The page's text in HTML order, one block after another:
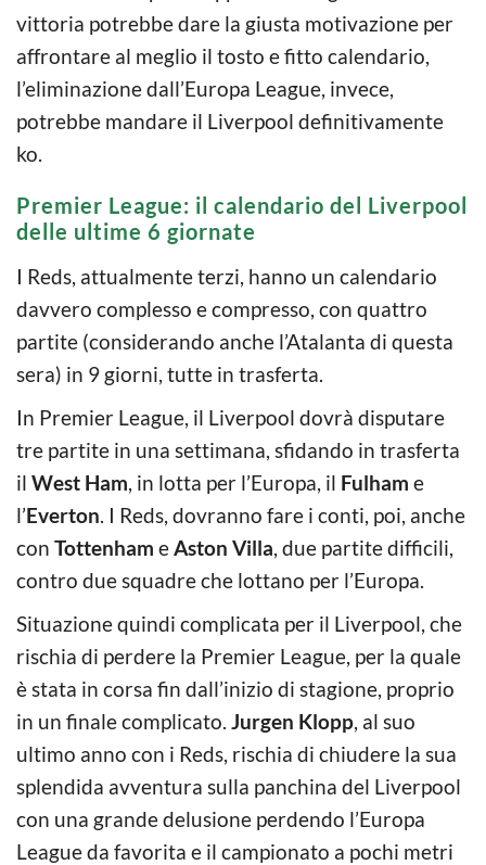
vittoria potrebbe dare la giusta motivazione per
affrontare al meglio il tosto e fitto calendario,
l’eliminazione dall’Europa League, invece,
potrebbe mandare il Liverpool definitivamente
ko.
Premier League: il calendario del Liverpool
delle ultime 6 giornate
I Reds, attualmente terzi, hanno un calendario
davvero complesso e compresso, con quattro
partite (considerando anche l’Atalanta di questa
sera) in 9 giorni, tutte in trasferta.
In Premier League, il Liverpool dovrà disputare
tre partite in una settimana, sfidando in trasferta
il West Ham, in lotta per l’Europa, il Fulham e
l’Everton. I Reds, dovranno fare i conti, poi, anche
con Tottenham eAston Villa, due partite difficili,
contro due squadre che lottano per l’Europa.
Situazione quindi complicata per il Liverpool, che
rischia di perdere la Premier League, per la quale
è stata in corsa fin dall’inizio di stagione, proprio
in un finale complicato. Jurgen Klopp, al suo
ultimo anno con i Reds, rischia di chiudere la sua
splendida avventura sulla panchina del Liverpool
con una grande delusione perdendo l’Europa
League da favorita e il campionato a pochi metri